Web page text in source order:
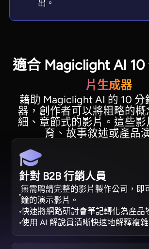
出。
適合 Magiclight AI 10
片生成器
藉助 Magiclight AI 的 10 分
器，創作者可以將粗略的
細、章節式的影片。這些
育、故事敘述或產品
針對 B2B 行銷人員
無需聘請完整的影片製作公司，即
鐘的演示影片。
快速將網路研討會筆記轉化為產品
使用 AI 解說員清晰快速地解釋複雜